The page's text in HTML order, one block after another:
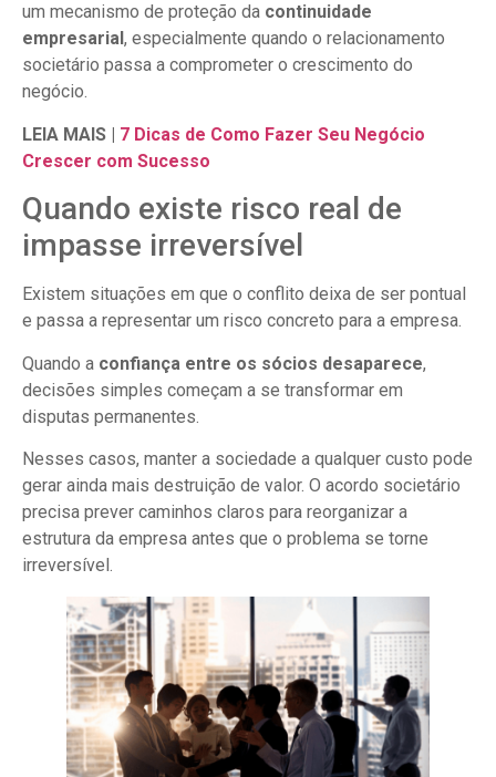
um mecanismo de proteção da continuidade
empresarial , especialmente quando o relacionamento
societário passa a comprometer o crescimento do
negócio.
LEIA MAIS | 7 Dicas de Como Fazer Seu Negócio
Crescer com Sucesso
Quando existe risco real de
impasse irreversível
Existem situações em que o conflito deixa de ser pontual
e passa a representar um risco concreto para a empresa.
Quando a confiança entre os sócios desaparece,
decisões simples começam a se transformar em
disputas permanentes.
Nesses casos, manter a sociedade a qualquer custo pode
gerar ainda mais destruição de valor. O acordo societário
precisa prever caminhos claros para reorganizar a
estrutura da empresa antes que o problema se torne
irreversível.